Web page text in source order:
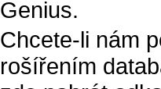
Genius.
Chcete-li nám
rošířením